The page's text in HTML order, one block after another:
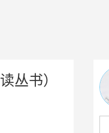
丛书）